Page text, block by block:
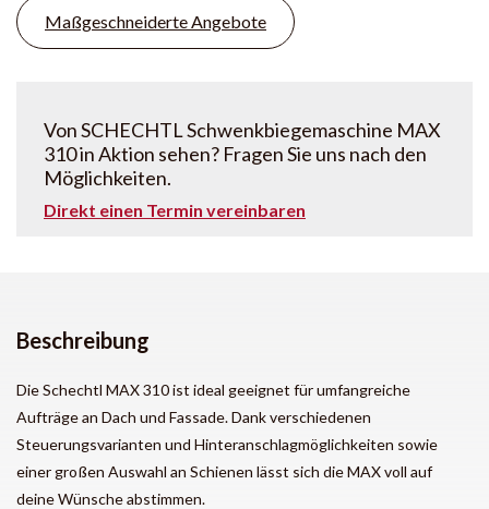
Maßgeschneiderte Angebote
Von SCHECHTL Schwenkbiegemaschine MAX
310 in Aktion sehen? Fragen Sie uns nach den
Möglichkeiten.
Direkt einen Termin vereinbaren
Beschreibung
Die Schechtl MAX 310 ist ideal geeignet für umfangreiche
Aufträge an Dach und Fassade. Dank verschiedenen
Steuerungsvarianten und Hinteranschlagmöglichkeiten sowie
einer großen Auswahl an Schienen lässt sich die MAX voll auf
deine Wünsche abstimmen.